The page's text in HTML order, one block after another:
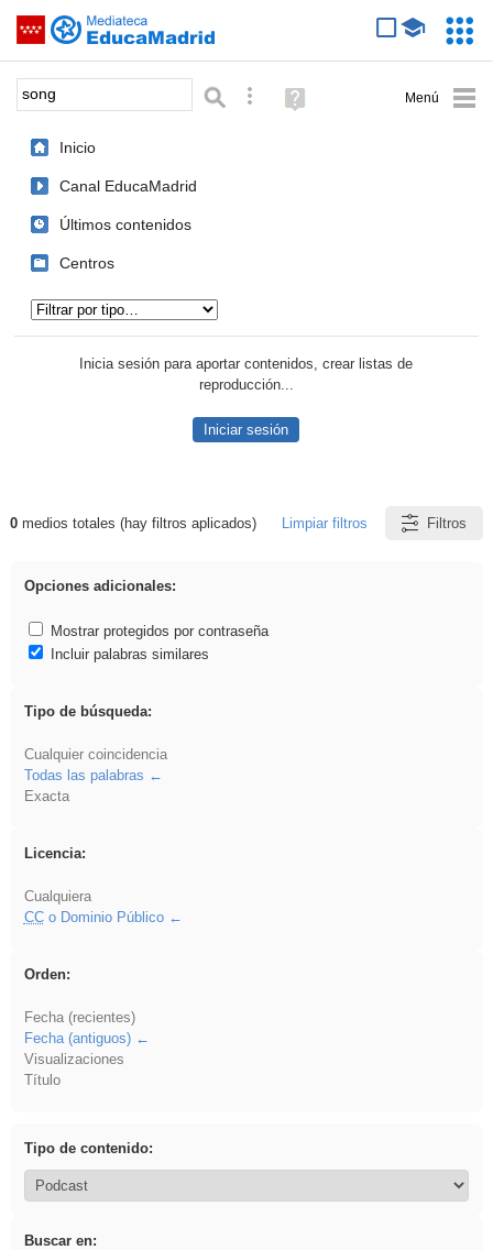
Saltar navegación
Palabra o frase: Búsqueda avanzada
Ayuda
(en
Inicio
Canal EducaMadrid
Últimos contenidos
Centros
Inicia sesión para aportar contenidos, crear listas de
reproducción...
Iniciar sesión
Resultados de: song
0medios totales (hay filtros aplicados) Limpiar filtros Filtros
Opciones adicionales:
Mostrar protegidos por contraseña
Incluir palabras similares
Tipo de búsqueda:
Cualquier coincidencia
Todas las palabras
Exacta
Licencia:
Cualquiera
CCo Dominio Público
Orden:
Fecha (recientes)
Fecha (antiguos)
Visualizaciones
Título
Tipo de contenido:
Buscar en: